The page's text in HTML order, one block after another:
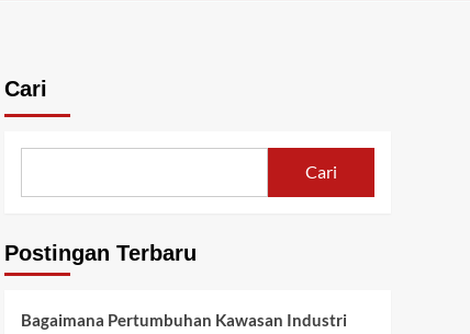
Cari
Cari
Postingan Terbaru
Bagaimana Pertumbuhan Kawasan Industri